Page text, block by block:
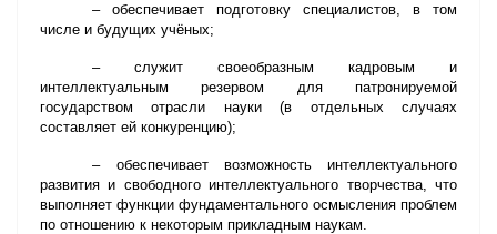
– обеспечивает подготовку специалистов, в том
числе и будущих учёных;
– служит своеобразным кадровым и
интеллектуальным резервом для патронируемой
государством отрасли науки (в отдельных случаях
составляет ей конкуренцию);
– обеспечивает возможность интеллектуального
развития и свободного интеллектуального творчества, что
выполняет функции фундаментального осмысления проблем
по отношению к некоторым прикладным наукам.